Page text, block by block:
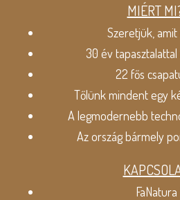
MIÉRT
Szeretjük,
30 év
22 fős
Tőlünk mindent egy
A legmodernebb
Az ország bármely